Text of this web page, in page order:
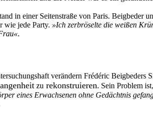
in einer Seitenstraße von Paris. Beigbeder
wie jede Party. »Ich zerbröselte die weißen
«.
verändern Frédéric
zu rekonstruieren. Sein Problem
eines Erwachsenen ohne Gedächtnis